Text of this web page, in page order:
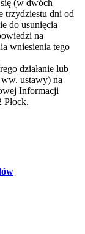
(w dwóch
trzydziestu dni od
do usunięcia
na
wniesienia tego
działanie lub
ustawy) na
Informacji